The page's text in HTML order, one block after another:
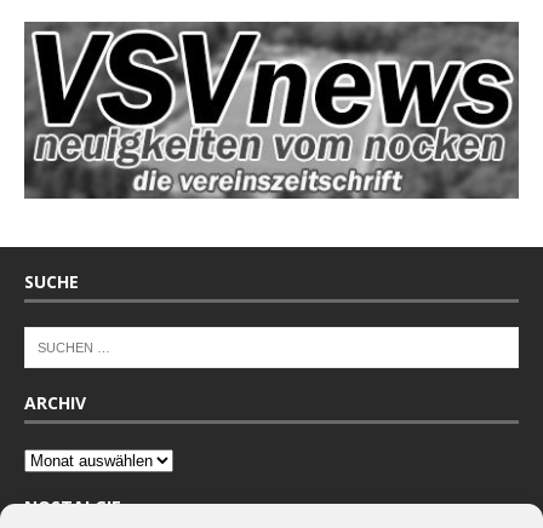
SUCHE
ARCHIV
NOSTALGIE